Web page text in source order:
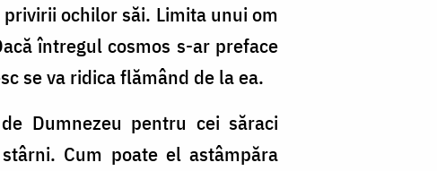
ochilor săi. Limita unui om
întregul cosmos s-ar preface
se va ridica flămând de la ea.
Dumnezeu pentru cei săraci
Cum poate el astâmpăra